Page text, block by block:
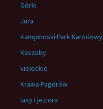
Górki
Jura
Kampinoski Park Narodowy
Kaszuby
kieleckie
Kraina Pagórów
lasy i jeziora